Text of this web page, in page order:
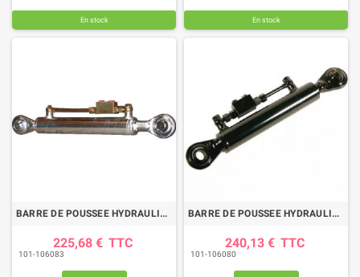
En stock En stock
BARRE DE POUSSEE HYDRAULIQUE ROTULE-ROTULE LG 410-570 CAT1
225,68 € TTC
101-106083
BARRE DE POUSSEE HYDRAULIQUE ROTULE-ROTULE LG 550-830 CAT2
240,13 € TTC
101-106080